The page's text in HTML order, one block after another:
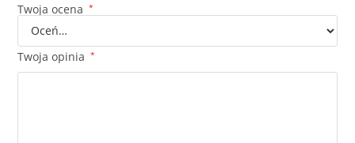
Twoja ocena *
Twoja opinia *